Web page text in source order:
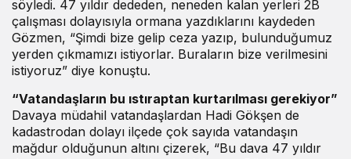
söyledi. 47 yıldır dededen, neneden kalan yerleri 2B
çalışması dolayısıyla ormana yazdıklarını kaydeden
Gözmen, “Şimdi bize gelip ceza yazıp, bulunduğumuz
yerden çıkmamızı istiyorlar. Buraların bize verilmesini
istiyoruz” diye konuştu.
“Vatandaşların bu ıstıraptan kurtarılması gerekiyor”
Davaya müdahil vatandaşlardan Hadi Gökşen de
kadastrodan dolayı ilçede çok sayıda vatandaşın
mağdur olduğunun altını çizerek, “Bu dava 47 yıldır